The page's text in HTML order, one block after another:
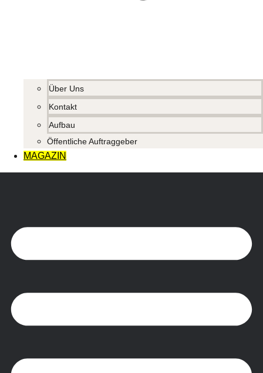
Über Uns
Kontakt
Aufbau
Öffentliche Auftraggeber
MAGAZIN